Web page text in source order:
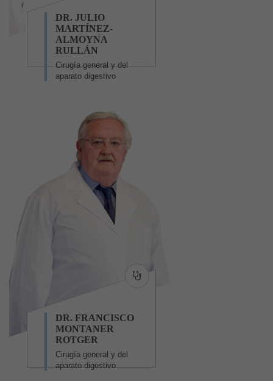
DR. JULIO
MARTÍNEZ-
ALMOYNA
RULLÁN
Cirugía general y del
aparato digestivo
DR. FRANCISCO
MONTANER
ROTGER
Cirugía general y del
aparato digestivo